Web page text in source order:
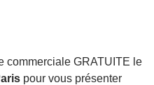
commerciale GRATUITE le
pour vous présenter